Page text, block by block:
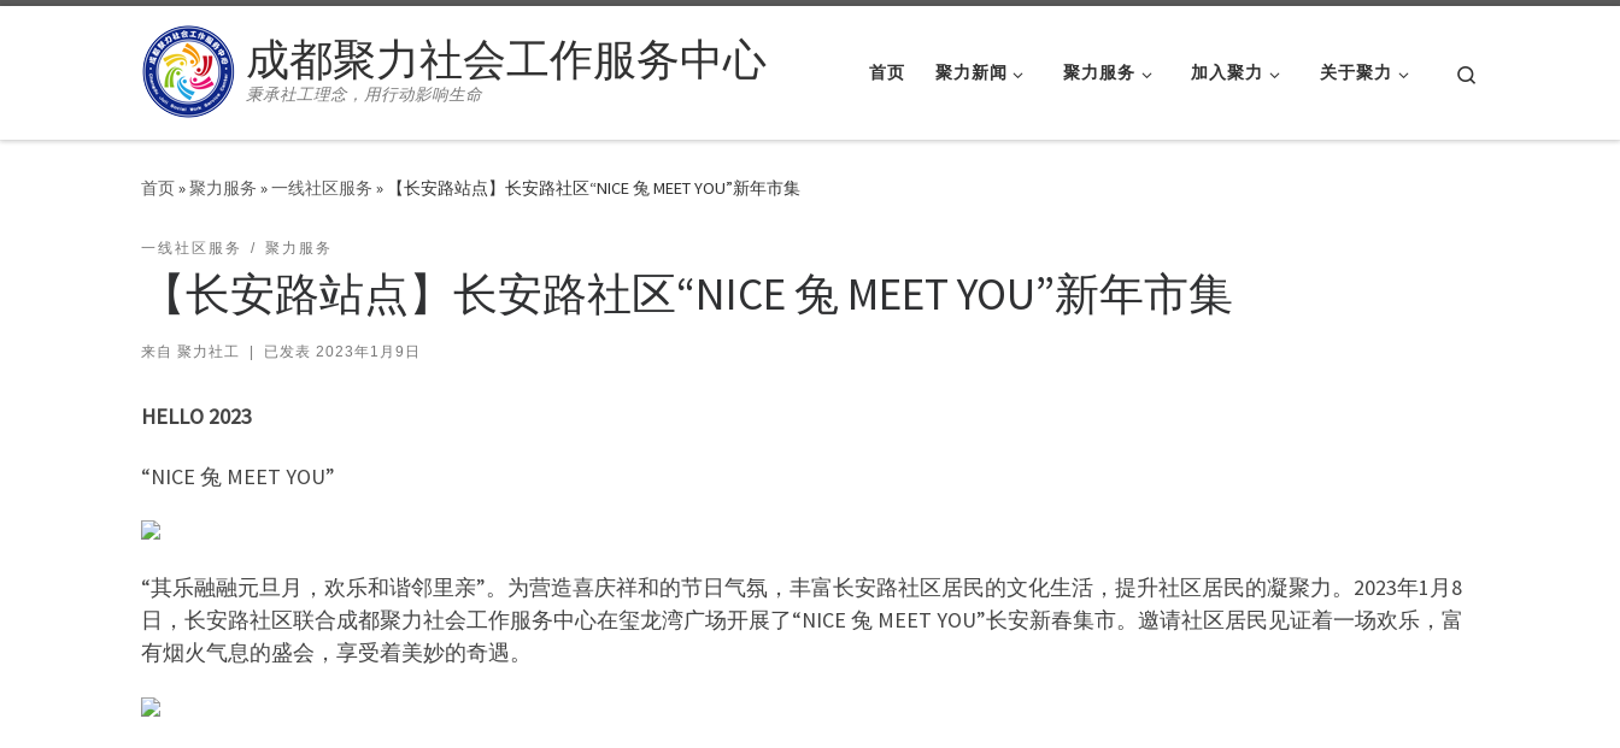
成都聚力社会工作服务中心
秉承社工理念，用行动影响生命
首页 聚力新闻 聚力服务 加入聚力 关于聚力
首页»聚力服务 »一线社区服务 » 【长安路站点】长安路社区“NICE 兔 MEET YOU”新年市集
一线社区服务 聚力服务
【长安路站点】长安路社区“NICE 兔 MEET YOU”新年市集
来自 聚力社工 已发表 2023年1月9日
HELLO 2023
“NICE 兔 MEET YOU”
“其乐融融元旦月，欢乐和谐邻里亲”。为营造喜庆祥和的节日气氛，丰富长安路社区居民的文化生活，提升社区居民的凝聚力。2023年1月8
日，长安路社区联合成都聚力社会工作服务中心在玺龙湾广场开展了“NICE 兔 MEET YOU”长安新春集市。邀请社区居民见证着一场欢乐，富
有烟火气息的盛会，享受着美妙的奇遇。